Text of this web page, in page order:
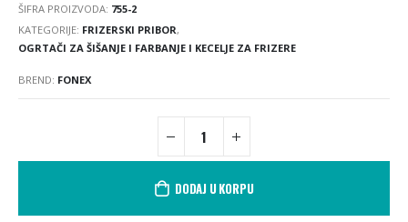
ŠIFRA PROIZVODA: 755-2
KATEGORIJE: FRIZERSKI PRIBOR,
OGRTAČI ZA ŠIŠANJE I FARBANJE I KECELJE ZA FRIZERE
BREND: FONEX
DODAJ U KORPU